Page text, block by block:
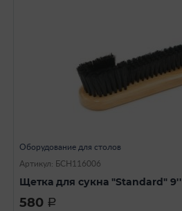
Оборудование для столов
Артикул: БСН116006
Щетка для сукна "Standard" 9''
580 a